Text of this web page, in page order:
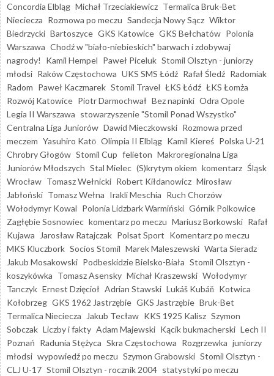
Concordia Elbląg Michał Trzeciakiewicz Termalica Bruk-Bet
Nieciecza Rozmowa po meczu Sandecja Nowy Sącz Wiktor
Biedrzycki Bartoszyce GKS Katowice GKS Bełchatów Polonia
Warszawa Chodź w "biało-niebieskich" barwach i zdobywaj
nagrody!
Kamil Hempel Paweł Piceluk Stomil Olsztyn - juniorzy
młodsi Raków Częstochowa UKS SMS Łódź Rafał Śledź Radomiak
Radom Paweł Kaczmarek Stomil Travel ŁKS Łódź ŁKS Łomża
Rozwój Katowice Piotr Darmochwał Bez napinki Odra Opole
Legia II Warszawa stowarzyszenie "Stomil Ponad Wszystko"
Centralna Liga Juniorów Dawid Mieczkowski Rozmowa przed
meczem Yasuhiro Katō Olimpia II Elbląg Kamil Kiereś Polska U-21
Chrobry Głogów Stomil Cup felieton Makroregionalna Liga
Juniorów Młodszych Stal Mielec (S)krytym okiem komentarz Śląsk
Wrocław Tomasz Wełnicki Robert Kiłdanowicz Mirosław
Jabłoński Tomasz Wełna Irakli Meschia Ruch Chorzów
Wołodymyr Kowal Polonia Lidzbark Warmiński Górnik Polkowice
Zagłębie Sosnowiec komentarz po meczu Mariusz Borkowski Rafał
Kujawa
Jarosław Ratajczak Polsat Sport Komentarz po meczu
MKS Kluczbork Socios Stomil Marek Maleszewski Warta Sieradz
Jakub Mosakowski Podbeskidzie Bielsko-Biała Stomil Olsztyn -
koszykówka Tomasz Asensky Michał Kraszewski Wołodymyr
Tanczyk Ernest Dzięcioł Adrian Stawski Lukáš Kubáň Kotwica
Kołobrzeg GKS 1962 Jastrzębie GKS Jastrzębie Bruk-Bet
Termalica Nieciecza
Jakub Tecław KKS 1925 Kalisz Szymon
Sobczak Liczby i fakty Adam Majewski Kącik bukmacherski Lech II
Poznań Radunia Stężyca Skra Częstochowa Rozgrzewka juniorzy
młodsi wypowiedź po meczu Szymon Grabowski Stomil Olsztyn -
CLJ U-17 Stomil Olsztyn - rocznik 2004 statystyki po meczu